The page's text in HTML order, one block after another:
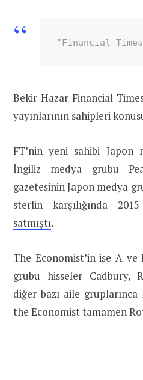
"Financial
Bekir Hazar Financial
yayınlarının sahipleri
FT’nin yeni sahibi Japon
İngiliz medya grubu
gazetesinin Japon medya
sterlin karşılığında
satmıştı.
The Economist’in ise A
grubu hisseler Cadbury,
diğer bazı aile
the Economist tamamen